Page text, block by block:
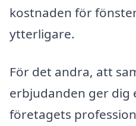
kostnaden för
ytterligare.
För det andra, att
erbjudanden ger dig
företagets